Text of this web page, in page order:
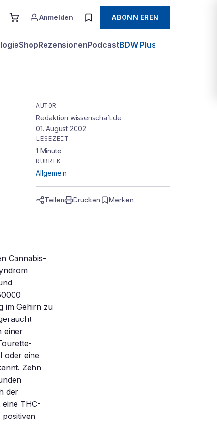
Anmelden ABONNIEREN
ShopRezensionenPodcastBDW Plus
AUTOR
Redaktion wissenschaft.de
01. August 2002
LESEZEIT
1 Minute
RUBRIK
Allgemein
Teilen Drucken Merken
Cannabis-
im Gehirn zu
einer
oder eine
Zehn
der
eine THC-
positiven